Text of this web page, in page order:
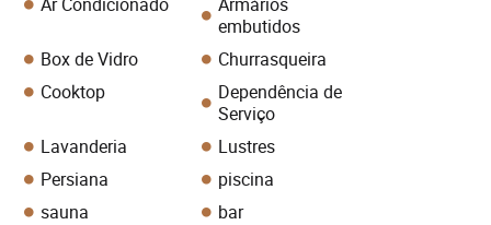
embutidos
Box de Vidro
Churrasqueira
Cooktop
Dependência de
Serviço
Lavanderia
Lustres
Persiana
piscina
sauna
bar